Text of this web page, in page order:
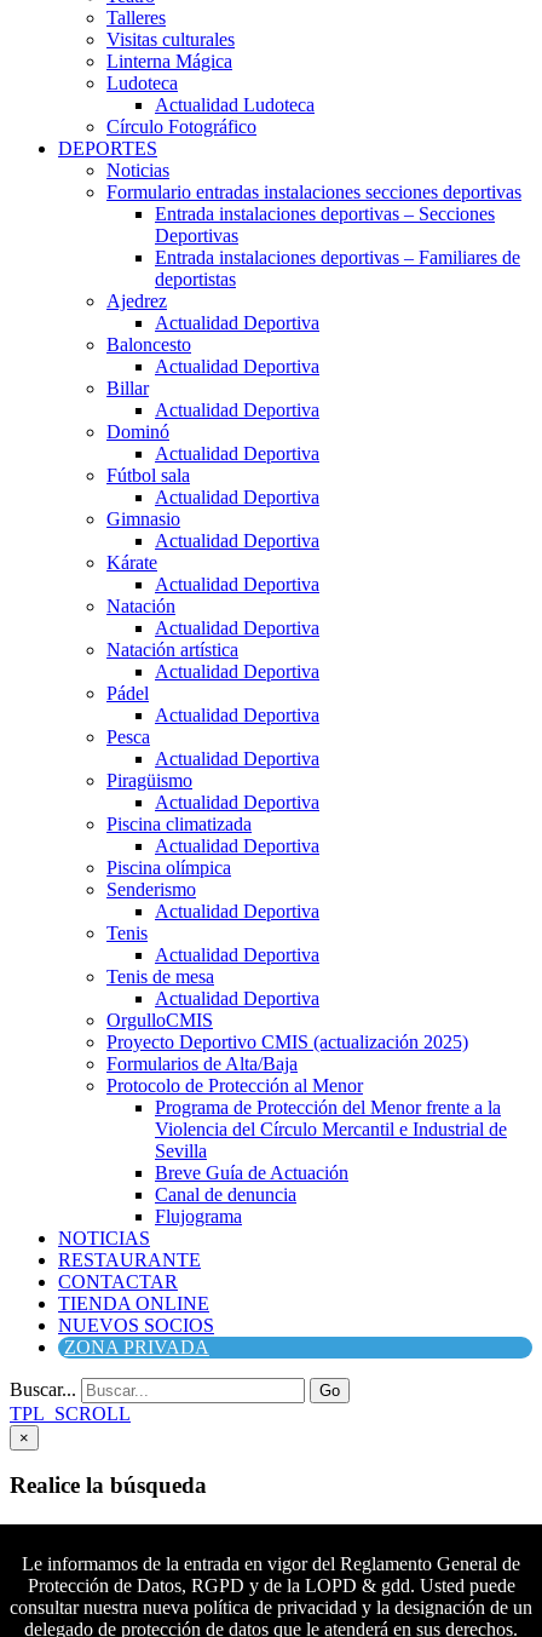
Talleres
Visitas culturales
Linterna Mágica
Ludoteca
Actualidad Ludoteca
Círculo Fotográfico
DEPORTES
Noticias
Formulario entradas instalaciones secciones deportivas
Entrada instalaciones deportivas – Secciones
Deportivas
Entrada instalaciones deportivas – Familiares de
deportistas
Ajedrez
Actualidad Deportiva
Baloncesto
Actualidad Deportiva
Billar
Actualidad Deportiva
Dominó
Actualidad Deportiva
Fútbol sala
Actualidad Deportiva
Gimnasio
Actualidad Deportiva
Kárate
Actualidad Deportiva
Natación
Actualidad Deportiva
Natación artística
Actualidad Deportiva
Pádel
Actualidad Deportiva
Pesca
Actualidad Deportiva
Piragüismo
Actualidad Deportiva
Piscina climatizada
Actualidad Deportiva
Piscina olímpica
Senderismo
Actualidad Deportiva
Tenis
Actualidad Deportiva
Tenis de mesa
Actualidad Deportiva
OrgulloCMIS
Proyecto Deportivo CMIS (actualización 2025)
Formularios de Alta/Baja
Protocolo de Protección al Menor
Programa de Protección del Menor frente a la
Violencia del Círculo Mercantil e Industrial de
Sevilla
Breve Guía de Actuación
Canal de denuncia
Flujograma
NOTICIAS
RESTAURANTE
CONTACTAR
TIENDA ONLINE
NUEVOS SOCIOS
ZONA PRIVADA
Buscar... Go
TPL_SCROLL
×
Realice la búsqueda
Buscar
Síguenos en Facebook
Síguenos en Twitter
Le informamos de la entrada en vigor del Reglamento General de
Protección de Datos, RGPD y de la LOPD & gdd. Usted puede
consultar nuestra nueva política de privacidad y la designación de un
delegado de protección de datos que le atenderá en sus derechos.